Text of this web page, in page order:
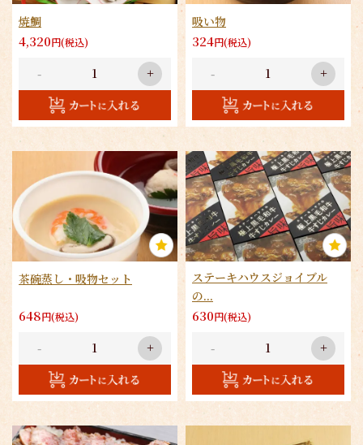
焼鯛
4,320円(税込)
- +
吸い物
324円(税込)
- +
茶碗蒸し・吸物セット
648円(税込)
- +
ステーキハウスジョイブル
の...
630円(税込)
- +